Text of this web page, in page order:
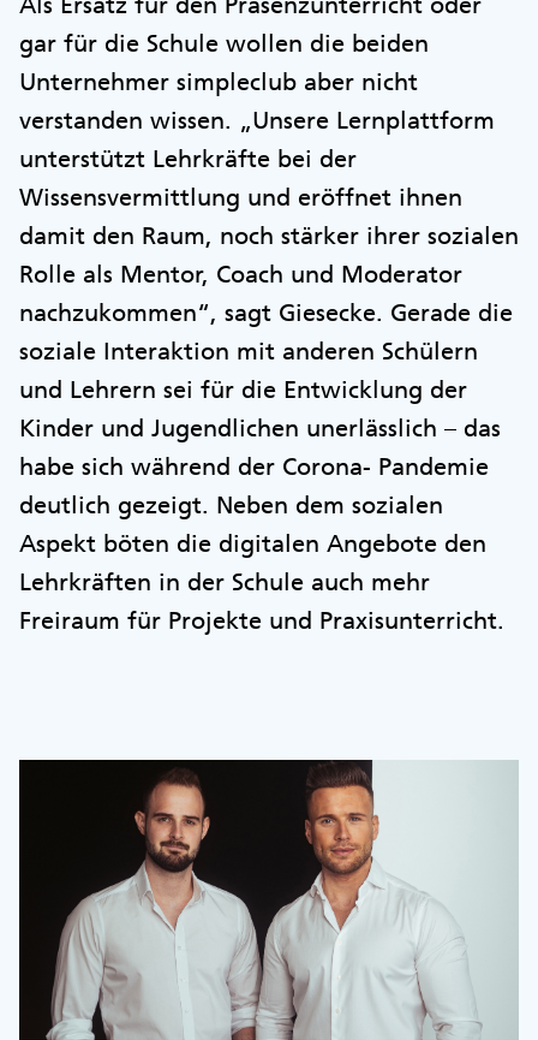
gar für die Schule wollen die beiden
Unternehmer simpleclub aber nicht
verstanden wissen. „Unsere Lernplattform
unterstützt Lehrkräfte bei der
Wissensvermittlung und eröffnet ihnen
damit den Raum, noch stärker ihrer sozialen
Rolle als Mentor, Coach und Moderator
nachzukommen“, sagt Giesecke. Gerade die
soziale Interaktion mit anderen Schülern
und Lehrern sei für die Entwicklung der
Kinder und Jugendlichen unerlässlich – das
habe sich während der Corona- Pandemie
deutlich gezeigt. Neben dem sozialen
Aspekt böten die digitalen Angebote den
Lehrkräften in der Schule auch mehr
Freiraum für Projekte und Praxisunterricht.